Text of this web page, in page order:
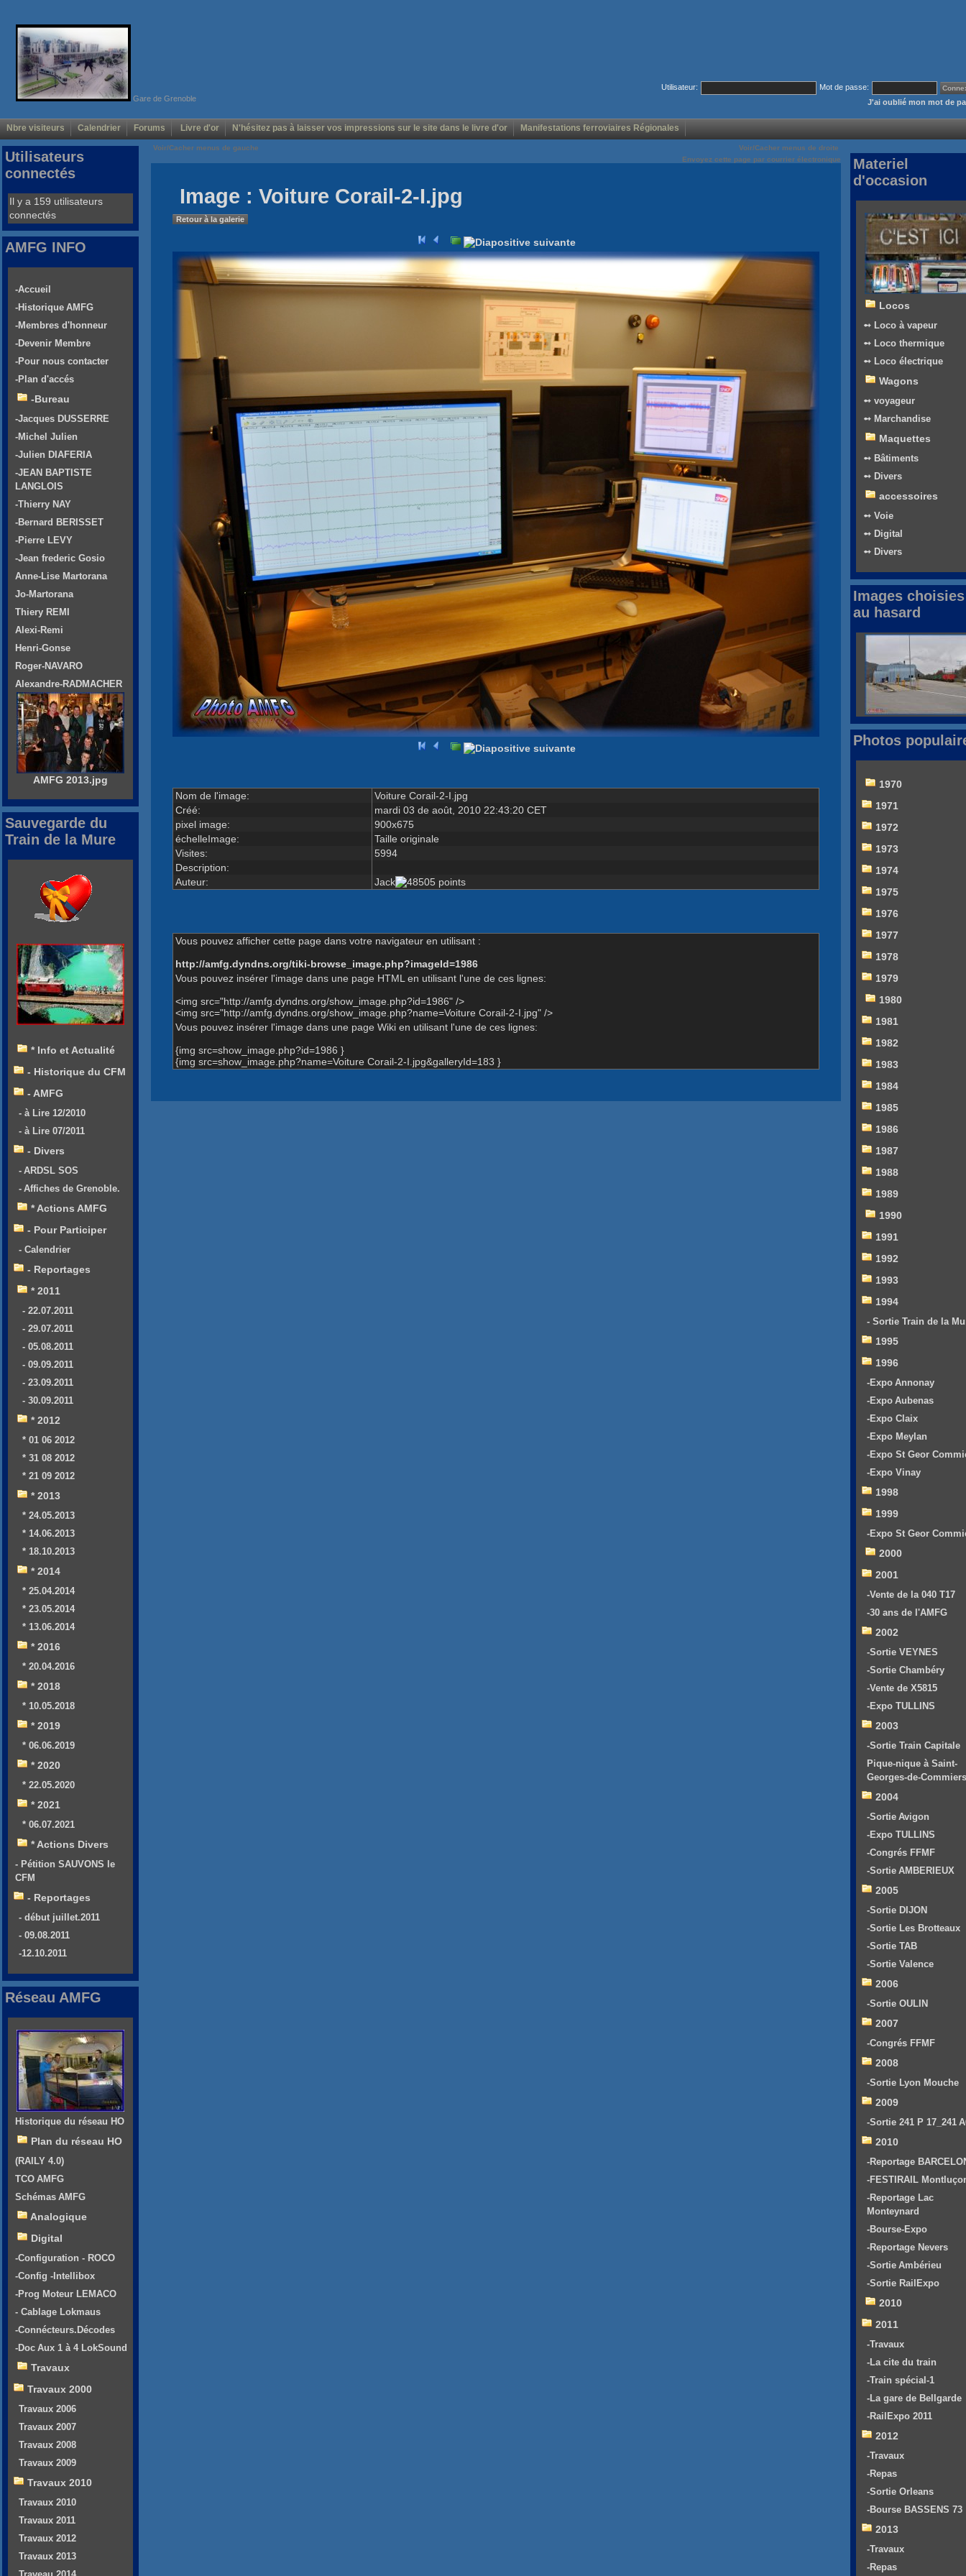
Gare de Grenoble
Utilisateur:
Mot de passe:
J'ai oublié mon mot de
Nbre visiteurs Calendrier Forums Livre d'or N'hésitez pas à laisser vos impressions sur le site dans le livre d'or Manifestations ferroviaires Régionales
Voir/Cacher menus de gauche
Voir/Cacher menus de droite
Envoyez cette page par courrier électronique
Image : Voiture Corail-2-I.jpg
Retour à la galerie
Nom de l'image:
Voiture Corail-2-I.jpg
Créé:
mardi 03 de août, 2010 22:43:20 CET
pixel image:
900x675
échelleImage:
Taille originale
Visites:
5994
Description:
Auteur:
Jack
Vous pouvez afficher cette page dans votre navigateur en utilisant :
http://amfg.dyndns.org/tiki-browse_image.php?imageId=1986
Vous pouvez insérer l'image dans une page HTML en utilisant l'une de ces lignes:
<img src="http://amfg.dyndns.org/show_image.php?id=1986" />
<img src="http://amfg.dyndns.org/show_image.php?name=Voiture Corail-2-I.jpg" />
Vous pouvez insérer l'image dans une page Wiki en utilisant l'une de ces lignes:
{img src=show_image.php?id=1986 }
{img src=show_image.php?name=Voiture Corail-2-I.jpg&galleryId=183 }
Utilisateurs
connectés
Il y a 159 utilisateurs
connectés
AMFG INFO
-Accueil
-Historique AMFG
-Membres d'honneur
-Devenir Membre
-Pour nous contacter
-Plan d'accés
-Bureau
-Jacques DUSSERRE
-Michel Julien
-Julien DIAFERIA
-JEAN BAPTISTE
LANGLOIS
-Thierry NAY
-Bernard BERISSET
-Pierre LEVY
-Jean frederic Gosio
Anne-Lise Martorana
Jo-Martorana
Thiery REMI
Alexi-Remi
Henri-Gonse
Roger-NAVARO
Alexandre-RADMACHER
AMFG 2013.jpg
Sauvegarde du
Train de la Mure
* Info et Actualité
- Historique du CFM
- AMFG
- à Lire 12/2010
- à Lire 07/2011
- Divers
- ARDSL SOS
- Affiches de Grenoble.
* Actions AMFG
- Pour Participer
- Calendrier
- Reportages
* 2011
- 22.07.2011
- 29.07.2011
- 05.08.2011
- 09.09.2011
- 23.09.2011
- 30.09.2011
* 2012
* 01 06 2012
* 31 08 2012
* 21 09 2012
* 2013
* 24.05.2013
* 14.06.2013
* 18.10.2013
* 2014
* 25.04.2014
* 23.05.2014
* 13.06.2014
* 2016
* 20.04.2016
* 2018
* 10.05.2018
* 2019
* 06.06.2019
* 2020
* 22.05.2020
* 2021
* 06.07.2021
* Actions Divers
- Pétition SAUVONS le
CFM
- Reportages
- début juillet.2011
- 09.08.2011
-12.10.2011
Réseau AMFG
Historique du réseau HO
Plan du réseau HO
(RAILY 4.0)
TCO AMFG
Schémas AMFG
Analogique
Digital
-Configuration - ROCO
-Config -Intellibox
-Prog Moteur LEMACO
- Cablage Lokmaus
-Connécteurs.Décodes
-Doc Aux 1 à 4 LokSound
Travaux
Travaux 2000
Travaux 2006
Travaux 2007
Travaux 2008
Travaux 2009
Travaux 2010
Travaux 2010
Travaux 2011
Travaux 2012
Travaux 2013
Materiel
d'occasion
Locos
➻ Loco à vapeur
➻ Loco thermique
➻ Loco électrique
Wagons
➻ voyageur
➻ Marchandise
Maquettes
➻ Bâtiments
➻ Divers
accessoires
➻ Voie
➻ Digital
➻ Divers
Images choisies
au hasard
Photos
1970
1971
1972
1973
1974
1975
1976
1977
1978
1979
1980
1981
1982
1983
1984
1985
1986
1987
1988
1989
1990
1991
1992
1993
1994
- Sortie Train de la
1995
1996
-Expo Annonay
-Expo Aubenas
-Expo Claix
-Expo Meylan
-Expo St Geor
-Expo Vinay
1998
1999
-Expo St Geor
2000
2001
-Vente de la 040 T17
-30 ans de l'AMFG
2002
-Sortie VEYNES
-Sortie Chambéry
-Vente de X5815
-Expo TULLINS
2003
-Sortie Train Capitale
Pique-nique à Saint-
Georges-de-Commiers
2004
-Sortie Avigon
-Expo TULLINS
-Congrés FFMF
-Sortie AMBERIEUX
2005
-Sortie DIJON
-Sortie Les Brotteaux
-Sortie TAB
-Sortie Valence
2006
-Sortie OULIN
2007
-Congrés FFMF
2008
-Sortie Lyon Mouche
2009
-Sortie 241 P 17_241
2010
-Reportage
-FESTIRAIL
-Reportage Lac
Monteynard
-Bourse-Expo
-Reportage Nevers
-Sortie Ambérieu
-Sortie RailExpo
2010
2011
-Travaux
-La cite du train
-Train spécial-1
-La gare de Bellgarde
-RailExpo 2011
2012
-Travaux
-Repas
-Sortie Orleans
-Bourse BASSENS 73
2013
-Travaux
-Repas